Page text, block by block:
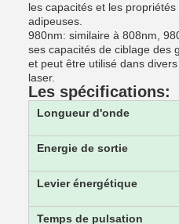
les capacités et les
adipeuses.
980nm: similaire à 808nm,
ses capacités de ciblage des
et peut être utilisé dans
laser.
Les spécifications:
Longueur d'onde
Energie de sortie
Levier énergétique
Temps de pulsation